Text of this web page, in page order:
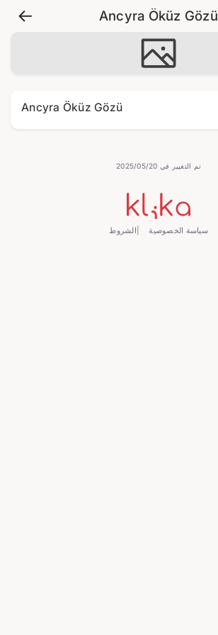
Ancyra Öküz Gözü
Ancyra Öküz Gözü
تم التغيير في 20‏/05‏/2025
الشروط سياسة الخصوصية